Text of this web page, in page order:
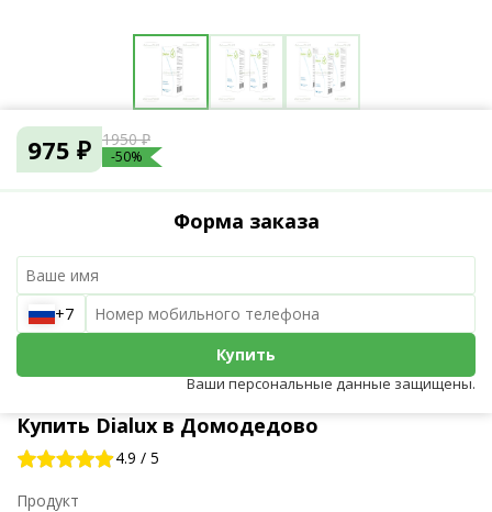
Купить Dialux в Домодедово
4.9 / 5
Продукт
975 ₽ 1950 ₽
-50%
Форма заказа
+7
Купить
Ваши персональные данные защищены.